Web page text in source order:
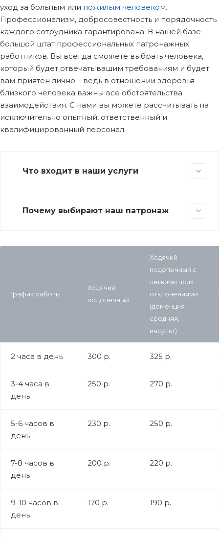
уход за больным или пожилым человеком.
Профессионализм, добросовестность и порядочность
каждого сотрудника гарантирована. В нашей базе
большой штат профессиональных патронажных
работников. Вы всегда сможете выбрать человека,
который будет отвечать вашим требованиям и будет
вам приятен лично – ведь в отношении здоровья
близкого человека важны все обстоятельства
взаимодействия. С нами вы можете рассчитывать на
исключительно опытный, ответственный и
квалифицированный персонал.
Что входит в наши услуги
Почему выбирают наш патронаж
График работы
Ходячий
подопечный
Ходячий
подопечный с
легкими псих.
отклонениями
(деменция
средняя,
инсульт)
2 часа в день 300 р. 325 р.
3-4 часа в
день
250 р. 270 р.
5-6 часов в
день
230 р. 250 р.
7-8 часов в
день
200 р. 220 р.
9-10 часов в
день
170 р. 190 р.